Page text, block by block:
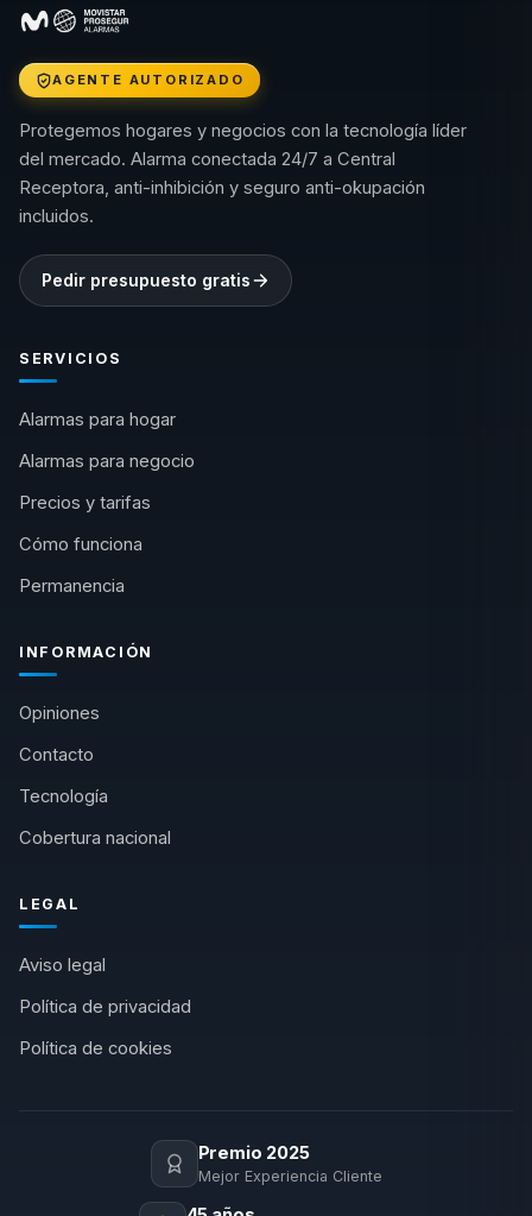
AGENTE AUTORIZADO
Protegemos hogares y negocios con la tecnología líder
del mercado. Alarma conectada 24/7 a Central
Receptora, anti-inhibición y seguro anti-okupación
incluidos.
Pedir presupuesto gratis
SERVICIOS
Alarmas para hogar
Alarmas para negocio
Precios y tarifas
Cómo funciona
Permanencia
INFORMACIÓN
Opiniones
Contacto
Tecnología
Cobertura nacional
LEGAL
Aviso legal
Política de privacidad
Política de cookies
Premio 2025
Mejor Experiencia Cliente